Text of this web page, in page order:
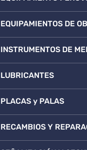
EQUIPAMIENTOS DE
INSTRUMENTOS DE
LUBRICANTES
PLACAS y PALAS
RECAMBIOS Y